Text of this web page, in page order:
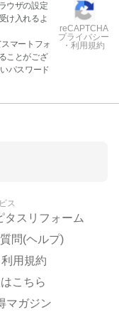
ウザの設定
け入れるよ
マートフォ
ことがござ
パスワード
reCAPTCHA
プライバシー
・利用規約
ス
タスリフォーム
問(ヘルプ)
利用規約
こちら
マガジン